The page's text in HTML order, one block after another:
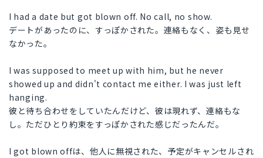
I had a date but got blown off. No call, no show.
デートがあったのに、すっぽかされた。連絡もなく、姿も見せ
なかった。
I was supposed to meet up with him, but he never
showed up and didn't contact me either. I was just left
hanging.
彼と待ち合わせをしていたんだけど、彼は現れず、連絡もな
し。ただひとり約束をすっぽかされた感じだったんだ。
I got blown offは、他人に無視された、予定がキャンセルされ